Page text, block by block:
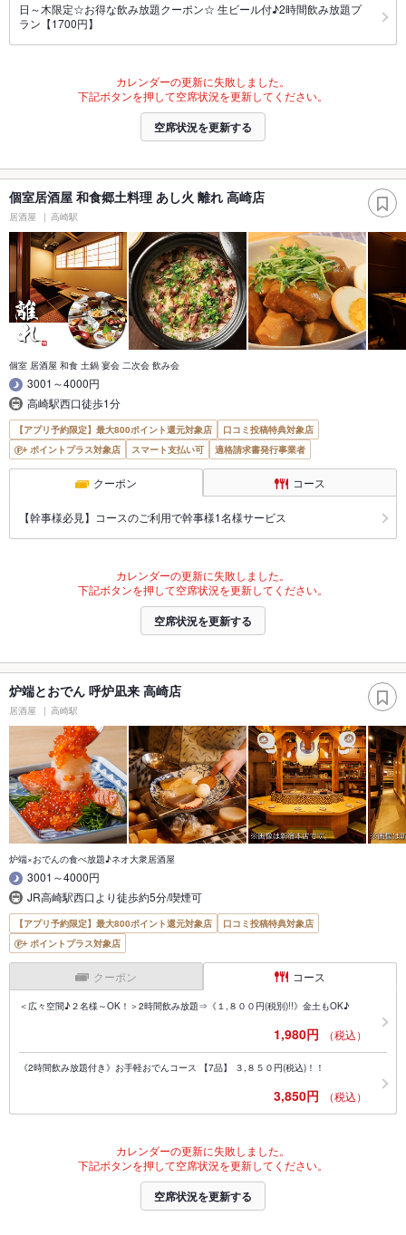
日～木限定☆お得な飲み放題クーポン☆ 生ビール付♪2時間飲み放題プ
ラン【1700円】
カレンダーの更新に失敗しました。
下記ボタンを押して空席状況を更新してください。
空席状況を更新する
個室居酒屋 和食郷土料理 あし火 離れ 高崎店
居酒屋 高崎駅
個室 居酒屋 和食 土鍋 宴会 二次会 飲み会
3001～4000円
高崎駅西口徒歩1分
【アプリ予約限定】最大800ポイント還元対象店
口コミ投稿特典対象店
ポイントプラス対象店
スマート支払い可 適格請求書発行事業者
クーポン コース
【幹事様必見】コースのご利用で幹事様1名様サービス
カレンダーの更新に失敗しました。
下記ボタンを押して空席状況を更新してください。
空席状況を更新する
炉端とおでん 呼炉凪来 高崎店
居酒屋 高崎駅
炉端×おでんの食べ放題♪ネオ大衆居酒屋
3001～4000円
JR高崎駅西口より徒歩約5分/喫煙可
【アプリ予約限定】最大800ポイント還元対象店
口コミ投稿特典対象店
ポイントプラス対象店
クーポン コース
＜広々空間♪２名様～OK！＞2時間飲み放題⇒《１,８００円(税別)!!》金土もOK♪
1,980円 （税込）
《2時間飲み放題付き》お手軽おでんコース 【7品】 ３,８５０円(税込)！！
3,850円 （税込）
カレンダーの更新に失敗しました。
下記ボタンを押して空席状況を更新してください。
空席状況を更新する